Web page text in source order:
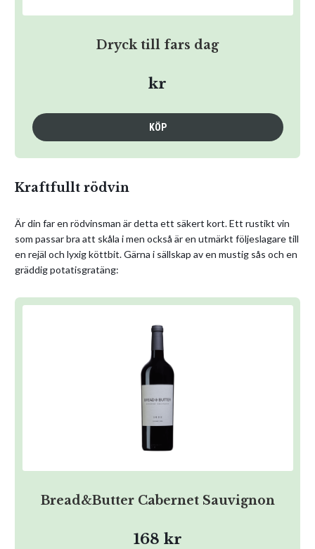
Dryck till fars dag
kr
KÖP
Kraftfullt rödvin
Är din far en rödvinsman är detta ett säkert kort. Ett rustikt vin
som passar bra att skåla i men också är en utmärkt följeslagare till
en rejäl och lyxig köttbit. Gärna i sällskap av en mustig sås och en
gräddig potatisgratäng:
Bread&Butter Cabernet Sauvignon
168 kr